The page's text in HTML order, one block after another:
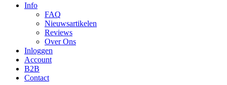
Info
FAQ
Nieuwsartikelen
Reviews
Over Ons
Inloggen
Account
B2B
Contact